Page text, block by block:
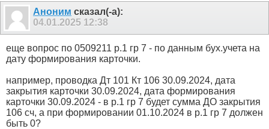
Аноним сказал(-а):
04.01.2025 12:38
еще вопрос по 0509211 р.1 гр 7 - по данным бух.учета на
дату формирования карточки.
например, проводка Дт 101 Кт 106 30.09.2024, дата
закрытия карточки 30.09.2024, дата формирования
карточки 30.09.2024 - в р.1 гр 7 будет сумма ДО закрытия
106 сч, а при формировании 01.10.2024 в р.1 гр 7 должен
быть 0?